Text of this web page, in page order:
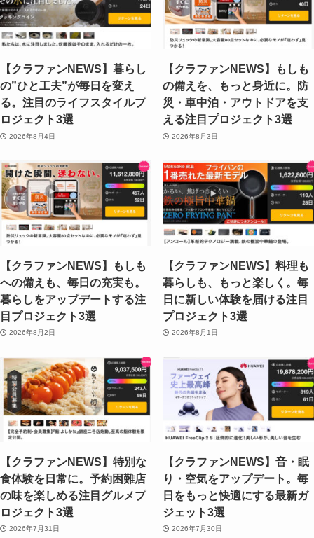
【クラファンNEWS】暮らし
の”ひと工夫”が毎日を変え
る。注目のライフスタイルプ
ロジェクト3選
2026年8月4日
【クラファンNEWS】もしも
の備えを、もっと身近に。防
災・車中泊・アウトドアを支
える注目プロジェクト3選
2026年8月3日
【クラファンNEWS】もしも
への備えも、毎日の充実も。
暮らしをアップデートする注
目プロジェクト3選
2026年8月2日
【クラファンNEWS】料理も
暮らしも、もっと楽しく。毎
日に新しい体験を届ける注目
プロジェクト3選
2026年8月1日
【クラファンNEWS】特別な
食体験を日常に。予約困難店
の味を楽しめる注目グルメプ
ロジェクト3選
2026年7月31日
【クラファンNEWS】音・眠
り・空気をアップデート。毎
日をもっと快適にする最新ガ
ジェット3選
2026年7月30日